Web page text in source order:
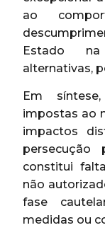
ao
Estado
alternativas,
Em
impostas ao
impactos
persecução
constitui
não
fase
medidas ou